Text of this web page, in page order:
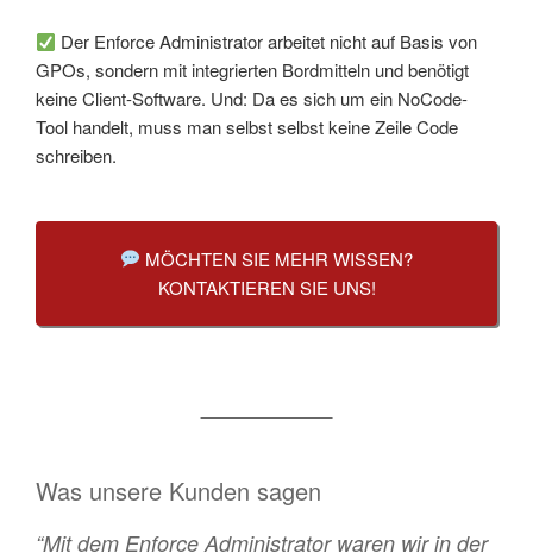
Der Enforce Administrator arbeitet nicht auf Basis von
GPOs, sondern mit integrierten Bordmitteln und benötigt
keine Client-Software. Und: Da es sich um ein NoCode-
Tool handelt, muss man selbst selbst keine Zeile Code
schreiben.
MÖCHTEN SIE MEHR WISSEN?
KONTAKTIEREN SIE UNS!
Was unsere Kunden sagen
“Mit dem Enforce Administrator waren wir in der